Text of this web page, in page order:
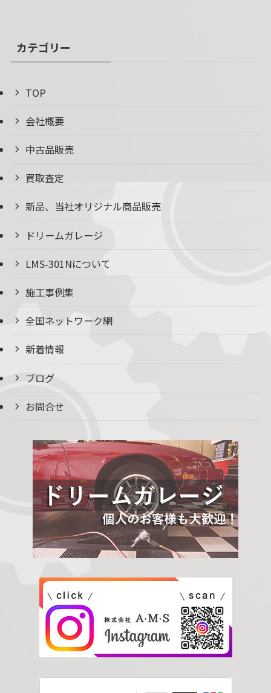
カテゴリー
TOP
会社概要
中古品販売
買取査定
新品、当社オリジナル商品販売
ドリームガレージ
LMS-301Nについて
施工事例集
全国ネットワーク網
新着情報
ブログ
お問合せ